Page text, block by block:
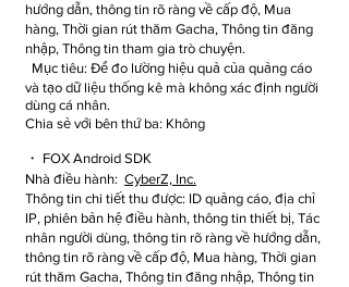
hướng dẫn, thông tin rõ ràng về cấp độ, Mua
hàng, Thời gian rút thăm Gacha, Thông tin đăng
nhập, Thông tin tham gia trò chuyện.
Mục tiêu: Để đo lường hiệu quả của quảng cáo
và tạo dữ liệu thống kê mà không xác định người
dùng cá nhân.
Chia sẻ với bên thứ ba: Không
・ FOX Android SDK
Nhà điều hành: CyberZ, Inc.
Thông tin chi tiết thu được: ID quảng cáo, địa chỉ
IP, phiên bản hệ điều hành, thông tin thiết bị, Tác
nhân người dùng, thông tin rõ ràng về hướng dẫn,
thông tin rõ ràng về cấp độ, Mua hàng, Thời gian
rút thăm Gacha, Thông tin đăng nhập, Thông tin